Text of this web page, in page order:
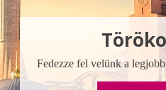
Fedezze fel velünk a